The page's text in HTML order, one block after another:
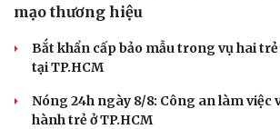
mạo thương hiệu
Bắt khẩn cấp bảo mẫu trong vụ hai
tại TP.HCM
Nóng 24h ngày 8/8: Công an làm việc
hành trẻ ở TP.HCM